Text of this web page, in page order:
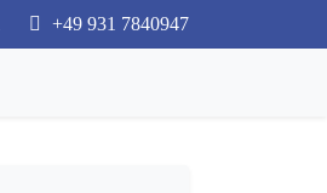
+49 931 7840947